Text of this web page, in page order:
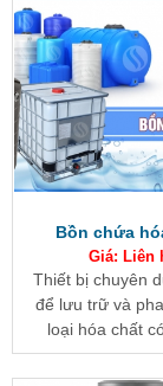
Bồn chứa
Giá: Liên
Thiết bị chuyên
để lưu trữ và
loại hóa chất